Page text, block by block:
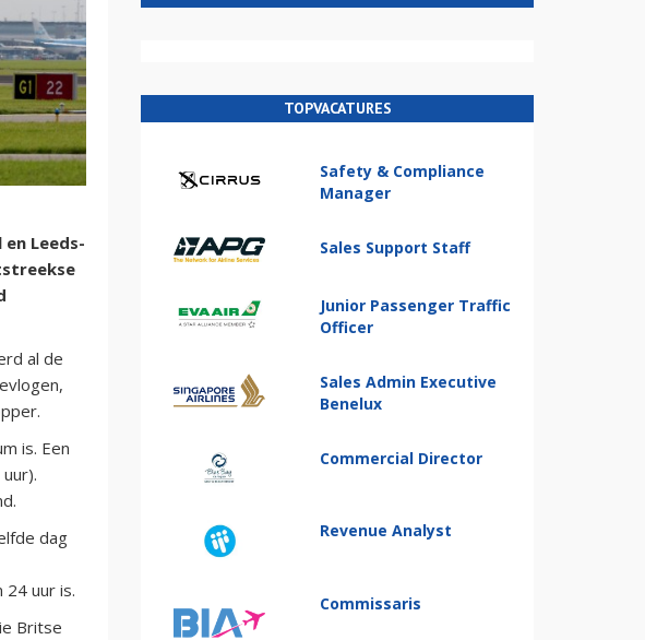
Leeds-
al de
is. Een
dag
24 uur is.
Britse
TOPVACATURES
Safety & Compliance
Manager
Sales Support Staff
Junior Passenger Traffic
Officer
Sales Admin Executive
Benelux
Commercial Director
Revenue Analyst
Commissaris